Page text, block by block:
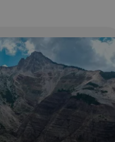
ist auch der
Wanderziel.